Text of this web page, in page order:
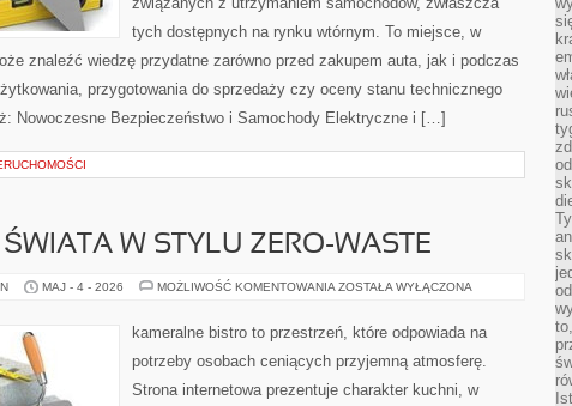
tych dostępnych na rynku wtórnym. To miejsce, w
znaleźć wiedzę przydatne zarówno przed zakupem auta, jak i podczas
przygotowania do sprzedaży czy oceny stanu technicznego
Nowoczesne Bezpieczeństwo i Samochody Elektryczne i […]
W STYLU ZERO-WASTE
MAJ - 4 - 2026 MOŻLIWOŚĆ KOMENTOWANIA KUCHNIA
STYLU
ZERO-
ZOSTAŁA WYŁĄCZONA
kameralne bistro to przestrzeń, które odpowiada na
potrzeby osobach ceniących przyjemną atmosferę.
Strona internetowa prezentuje charakter kuchni, w